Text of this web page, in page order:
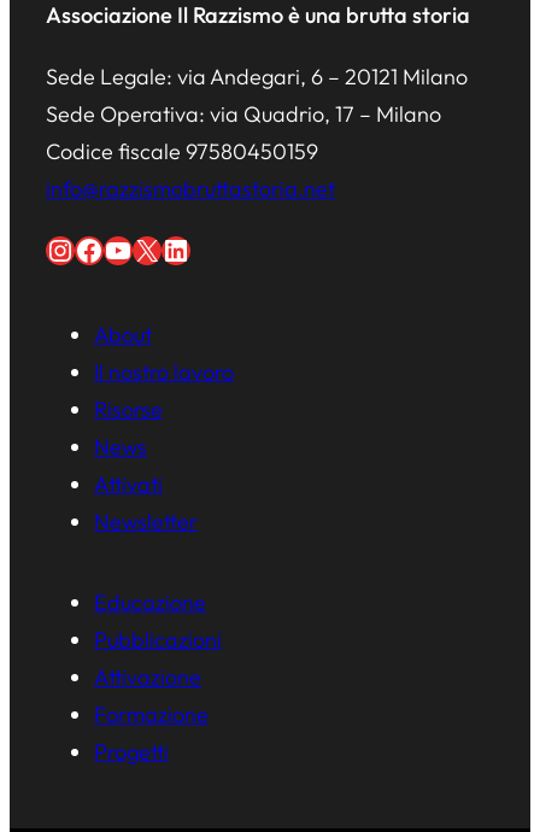
Associazione Il Razzismo è una brutta storia
Sede Legale: via Andegari, 6 – 20121 Milano
Sede Operativa: via Quadrio, 17 – Milano
Codice fiscale 97580450159
info@razzismobruttastoria.net
InstagramFacebook YouTube X LinkedIn
About
Il nostro lavoro
Risorse
News
Attivati
Newsletter
Educazione
Pubblicazioni
Attivazione
Formazione
Progetti